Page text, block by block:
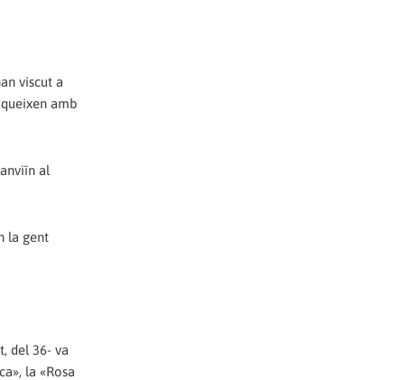
viscut a
amb
al
la gent
del 36- va
la «Rosa